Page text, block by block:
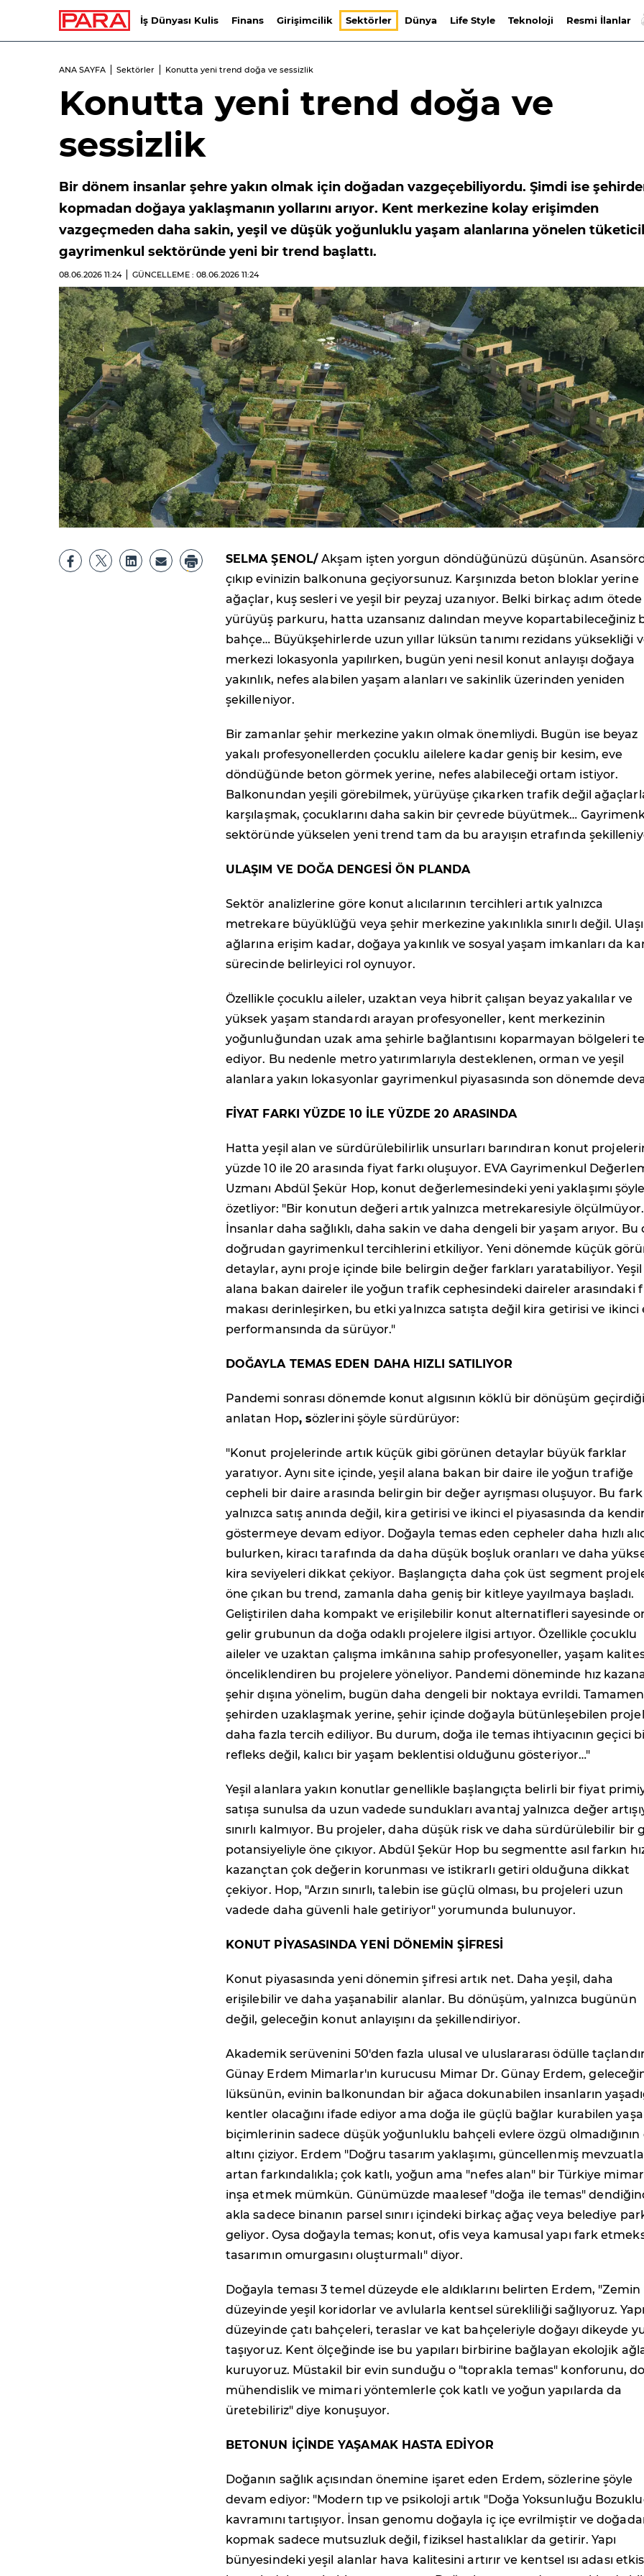
İş Dünyası Kulis Finans Girişimcilik Sektörler Dünya Life Style Teknoloji Resmi İlanlar
ANA SAYFA Sektörler Konutta yeni trend doğa ve sessizlik
Konutta yeni trend doğa ve
sessizlik
Bir dönem insanlar şehre yakın olmak için doğadan vazgeçebiliyordu. Şimdi ise
kopmadan doğaya yaklaşmanın yollarını arıyor. Kent merkezine kolay erişimden
vazgeçmeden daha sakin, yeşil ve düşük yoğunluklu yaşam alanlarına yönelen
gayrimenkul sektöründe yeni bir trend başlattı.
08.06.2026 11:24 GÜNCELLEME : 08.06.2026 11:24
SELMA ŞENOL/Akşam işten yorgun döndüğünüzü düşünün.
çıkıp evinizin balkonuna geçiyorsunuz. Karşınızda beton bloklar yerine
ağaçlar, kuş sesleri ve yeşil bir peyzaj uzanıyor. Belki birkaç adım ötede
yürüyüş parkuru, hatta uzansanız dalından meyve kopartabileceğiniz
bahçe… Büyükşehirlerde uzun yıllar lüksün tanımı rezidans yüksekliği
merkezi lokasyonla yapılırken, bugün yeni nesil konut anlayışı doğaya
yakınlık, nefes alabilen yaşam alanları ve sakinlik üzerinden yeniden
şekilleniyor.
Bir zamanlar şehir merkezine yakın olmak önemliydi. Bugün ise beyaz
yakalı profesyonellerden çocuklu ailelere kadar geniş bir kesim, eve
döndüğünde beton görmek yerine, nefes alabileceği ortam istiyor.
Balkonundan yeşili görebilmek, yürüyüşe çıkarken trafik değil
karşılaşmak, çocuklarını daha sakin bir çevrede büyütmek…
sektöründe yükselen yeni trend tam da bu arayışın etrafında
ULAŞIM VE DOĞA DENGESİ ÖN PLANDA
Sektör analizlerine göre konut alıcılarının tercihleri artık yalnızca
metrekare büyüklüğü veya şehir merkezine yakınlıkla sınırlı değil.
ağlarına erişim kadar, doğaya yakınlık ve sosyal yaşam imkanları da
sürecinde belirleyici rol oynuyor.
Özellikle çocuklu aileler, uzaktan veya hibrit çalışan beyaz yakalılar ve
yüksek yaşam standardı arayan profesyoneller, kent merkezinin
yoğunluğundan uzak ama şehirle bağlantısını koparmayan bölgeleri
ediyor. Bu nedenle metro yatırımlarıyla desteklenen, orman ve yeşil
alanlara yakın lokasyonlar gayrimenkul piyasasında son dönemde
FİYAT FARKI YÜZDE 10 İLE YÜZDE 20 ARASINDA
Hatta yeşil alan ve sürdürülebilirlik unsurları barındıran konut
yüzde 10 ile 20 arasında fiyat farkı oluşuyor. EVA Gayrimenkul
Uzmanı Abdül Şekür Hop, konut değerlemesindeki yeni yaklaşımı şöyle
özetliyor: "Bir konutun değeri artık yalnızca metrekaresiyle ölçülmüyor.
İnsanlar daha sağlıklı, daha sakin ve daha dengeli bir yaşam arıyor. Bu
doğrudan gayrimenkul tercihlerini etkiliyor. Yeni dönemde küçük
detaylar, aynı proje içinde bile belirgin değer farkları yaratabiliyor. Yeşil
alana bakan daireler ile yoğun trafik cephesindeki daireler arasındaki
makası derinleşirken, bu etki yalnızca satışta değil kira getirisi ve ikinci
performansında da sürüyor."
DOĞAYLA TEMAS EDEN DAHA HIZLI SATILIYOR
Pandemi sonrası dönemde konut algısının köklü bir dönüşüm
anlatan Hop, sözlerini şöyle sürdürüyor:
"Konut projelerinde artık küçük gibi görünen detaylar büyük farklar
yaratıyor. Aynı site içinde, yeşil alana bakan bir daire ile yoğun trafiğe
cepheli bir daire arasında belirgin bir değer ayrışması oluşuyor. Bu fark
yalnızca satış anında değil, kira getirisi ve ikinci el piyasasında da
göstermeye devam ediyor. Doğayla temas eden cepheler daha hızlı
bulurken, kiracı tarafında da daha düşük boşluk oranları ve daha
kira seviyeleri dikkat çekiyor. Başlangıçta daha çok üst segment
öne çıkan bu trend, zamanla daha geniş bir kitleye yayılmaya başladı.
Geliştirilen daha kompakt ve erişilebilir konut alternatifleri sayesinde
gelir grubunun da doğa odaklı projelere ilgisi artıyor. Özellikle çocuklu
aileler ve uzaktan çalışma imkânına sahip profesyoneller, yaşam
önceliklendiren bu projelere yöneliyor. Pandemi döneminde hız
şehir dışına yönelim, bugün daha dengeli bir noktaya evrildi. Tamamen
şehirden uzaklaşmak yerine, şehir içinde doğayla bütünleşebilen
daha fazla tercih ediliyor. Bu durum, doğa ile temas ihtiyacının geçici
refleks değil, kalıcı bir yaşam beklentisi olduğunu gösteriyor…"
Yeşil alanlara yakın konutlar genellikle başlangıçta belirli bir fiyat
satışa sunulsa da uzun vadede sundukları avantaj yalnızca değer
sınırlı kalmıyor. Bu projeler, daha düşük risk ve daha sürdürülebilir bir
potansiyeliyle öne çıkıyor. Abdül Şekür Hop bu segmentte asıl farkın
kazançtan çok değerin korunması ve istikrarlı getiri olduğuna dikkat
çekiyor. Hop, "Arzın sınırlı, talebin ise güçlü olması, bu projeleri uzun
vadede daha güvenli hale getiriyor" yorumunda bulunuyor.
KONUT PİYASASINDA YENİ DÖNEMİN ŞİFRESİ
Konut piyasasında yeni dönemin şifresi artık net. Daha yeşil, daha
erişilebilir ve daha yaşanabilir alanlar. Bu dönüşüm, yalnızca bugünün
değil, geleceğin konut anlayışını da şekillendiriyor.
Akademik serüvenini 50'den fazla ulusal ve uluslararası ödülle
Günay Erdem Mimarlar'ın kurucusu Mimar Dr. Günay Erdem,
lüksünün, evinin balkonundan bir ağaca dokunabilen insanların
kentler olacağını ifade ediyor ama doğa ile güçlü bağlar kurabilen
biçimlerinin sadece düşük yoğunluklu bahçeli evlere özgü olmadığının
altını çiziyor. Erdem "Doğru tasarım yaklaşımı, güncellenmiş
artan farkındalıkla; çok katlı, yoğun ama "nefes alan" bir Türkiye
inşa etmek mümkün. Günümüzde maalesef "doğa ile temas"
akla sadece binanın parsel sınırı içindeki birkaç ağaç veya belediye
geliyor. Oysa doğayla temas; konut, ofis veya kamusal yapı fark
tasarımın omurgasını oluşturmalı" diyor.
Doğayla teması 3 temel düzeyde ele aldıklarını belirten Erdem, "Zemin
düzeyinde yeşil koridorlar ve avlularla kentsel sürekliliği sağlıyoruz. Yapı
düzeyinde çatı bahçeleri, teraslar ve kat bahçeleriyle doğayı dikeyde
taşıyoruz. Kent ölçeğinde ise bu yapıları birbirine bağlayan ekolojik
kuruyoruz. Müstakil bir evin sunduğu o "toprakla temas" konforunu,
mühendislik ve mimari yöntemlerle çok katlı ve yoğun yapılarda da
üretebiliriz" diye konuşuyor.
BETONUN İÇİNDE YAŞAMAK HASTA EDİYOR
Doğanın sağlık açısından önemine işaret eden Erdem, sözlerine şöyle
devam ediyor: "Modern tıp ve psikoloji artık "Doğa Yoksunluğu
kavramını tartışıyor. İnsan genomu doğayla iç içe evrilmiştir ve
kopmak sadece mutsuzluk değil, fiziksel hastalıklar da getirir. Yapı
bünyesindeki yeşil alanlar hava kalitesini artırır ve kentsel ısı adası